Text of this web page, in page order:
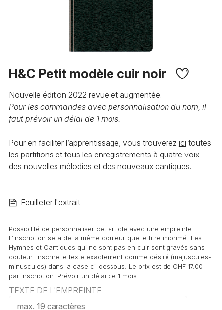
H&C Petit modèle cuir noir
Nouvelle édition 2022 revue et augmentée.
Pour les commandes avec personnalisation du nom, il
faut prévoir un délai de 1 mois.
Pour en faciliter l’apprentissage, vous trouverez ici toutes
les partitions et tous les enregistrements à quatre voix
des nouvelles mélodies et des nouveaux cantiques.
Feuilleter l'extrait
Possibilité de personnaliser cet article avec une empreinte.
L’inscription sera de la même couleur que le titre imprimé. Les
Hymnes et Cantiques qui ne sont pas en cuir sont gravés sans
couleur. Inscrire le texte exactement comme désiré (majuscules-
minuscules) dans la case ci-dessous. Le prix est de CHF 17.00
par inscription. Prévoir un délai de 1 mois.
TEXTE DE L'EMPREINTE